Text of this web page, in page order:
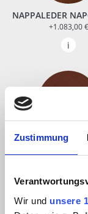
Zustimmung
Wir und unsere
NAPPALEDER
+1.083,00 €